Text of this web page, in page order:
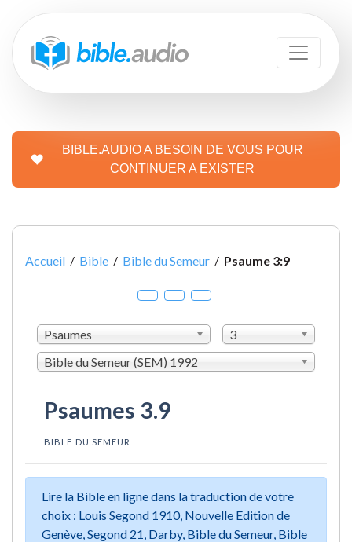
BIBLE.AUDIO A BESOIN DE VOUS POUR
CONTINUER A EXISTER
Accueil / Bible / Bible du Semeur / Psaume 3:9
Psaumes
3
Bible du Semeur (SEM) 1992
Psaumes 3.9
BIBLE DU SEMEUR
Lire la Bible en ligne dans la traduction de votre
choix : Louis Segond 1910, Nouvelle Edition de
Genève, Segond 21, Darby, Bible du Semeur, Bible